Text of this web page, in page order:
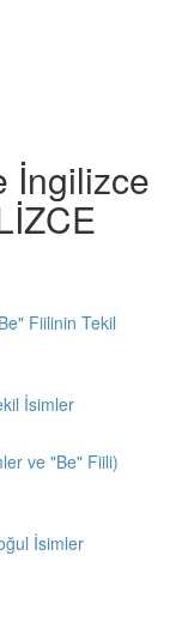
İngilizce
Fiilinin Tekil
İsimler
ve "Be" Fiili)
İsimler